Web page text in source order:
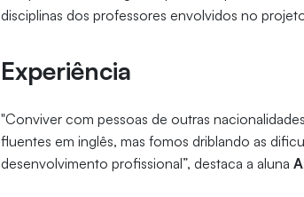
disciplinas dos professores envolvidos no
Experiência
"Conviver com pessoas de outras
fluentes em inglês, mas fomos driblando as
desenvolvimento profissional”, destaca a aluna